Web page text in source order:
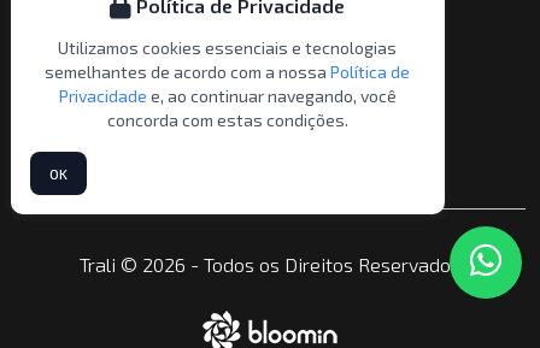
contato@trali.com.br
(11) 2747-4700
(11) 93758-0698
Trali © 2026 - Todos os Direitos Reservados
Política de Privacidade
Utilizamos cookies essenciais e tecnologias
semelhantes de acordo com a nossaPolítica de
Privacidade e, ao continuar navegando, você
concorda com estas condições.
OK